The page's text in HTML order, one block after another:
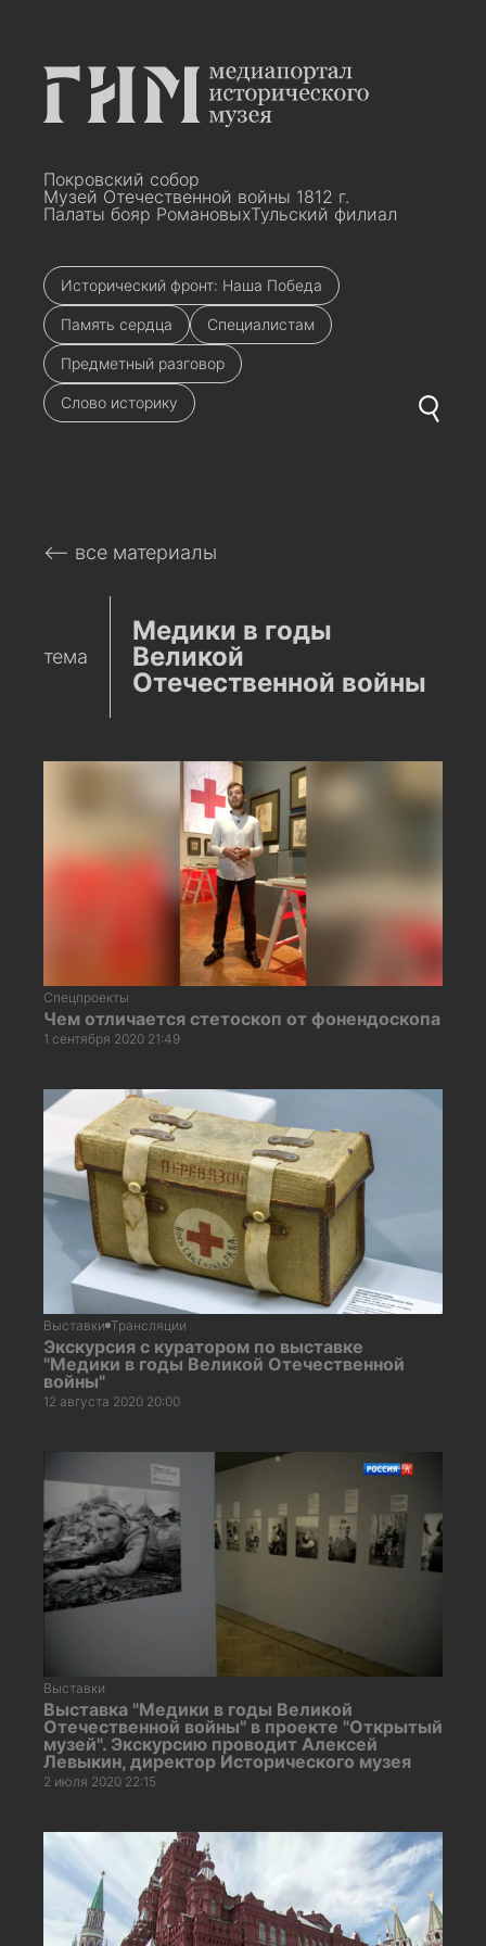
Покровский собор
Музей Отечественной войны 1812 г.
Палаты бояр РомановыхТульский филиал
Исторический фронт: Наша Победа
Память сердца Специалистам
Предметный разговор
Слово историку
⟵ все материалы
тема
Медики в годы
Великой
Отечественной войны
Спецпроекты
Чем отличается стетоскоп от фонендоскопа
1 сентября 2020 21:49
Выставки Трансляции
Экскурсия с куратором по выставке
"Медики в годы Великой Отечественной
войны"
12 августа 2020 20:00
Выставки
Выставка "Медики в годы Великой
Отечественной войны" в проекте "Открытый
музей". Экскурсию проводит Алексей
Левыкин, директор Исторического музея
2 июля 2020 22:15